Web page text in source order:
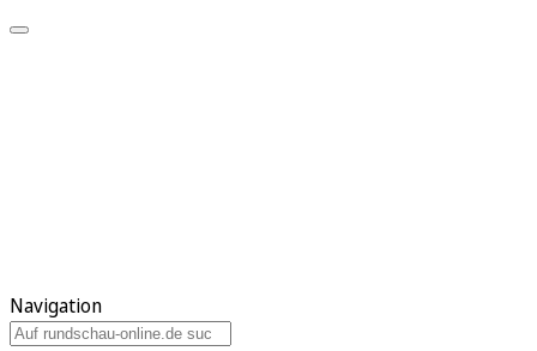
Navigation